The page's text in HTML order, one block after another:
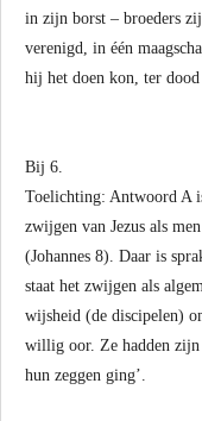
in zijn borst – broeders
verenigd, in één
hij het doen kon, ter dood
Bij 6.
Toelichting: Antwoord A
zwijgen van Jezus als
(Johannes 8). Daar is
staat het zwijgen als
wijsheid (de discipelen)
willig oor. Ze hadden
hun zeggen ging’.